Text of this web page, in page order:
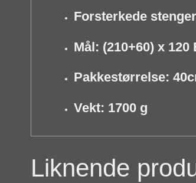
Forsterkede
Mål: (210+60) x 120
Pakkestørrelse:
Vekt: 1700 g
Liknende